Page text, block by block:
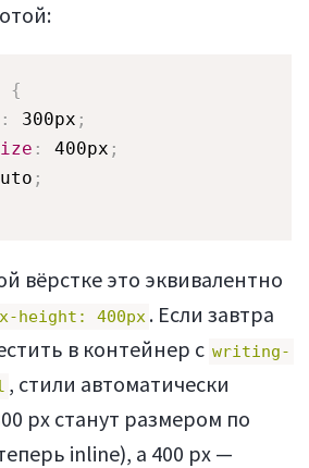
{
: 300px ;
: 400px ;
;
вёрстке это эквивалентно
height: 400px . Если завтра
в контейнер с writing-
, стили автоматически
px станут размером по
inline), а 400 px —